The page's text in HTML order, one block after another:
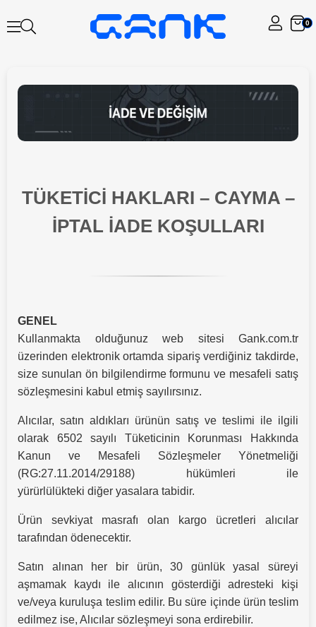
0
TÜKETİCİ HAKLARI – CAYMA –
İPTAL İADE KOŞULLARI
GENEL
Kullanmakta olduğunuz web sitesi Gank.com.tr
üzerinden elektronik ortamda sipariş verdiğiniz takdirde,
size sunulan ön bilgilendirme formunu ve mesafeli satış
sözleşmesini kabul etmiş sayılırsınız.
Alıcılar, satın aldıkları ürünün satış ve teslimi ile ilgili
olarak 6502 sayılı Tüketicinin Korunması Hakkında
Kanun ve Mesafeli Sözleşmeler Yönetmeliği
(RG:27.11.2014/29188) hükümleri ile
yürürlülükteki diğer yasalara tabidir.
Ürün sevkiyat masrafı olan kargo ücretleri alıcılar
tarafından ödenecektir.
Satın alınan her bir ürün, 30 günlük yasal süreyi
aşmamak kaydı ile alıcının gösterdiği adresteki kişi
ve/veya kuruluşa teslim edilir. Bu süre içinde ürün teslim
edilmez ise, Alıcılar sözleşmeyi sona erdirebilir.